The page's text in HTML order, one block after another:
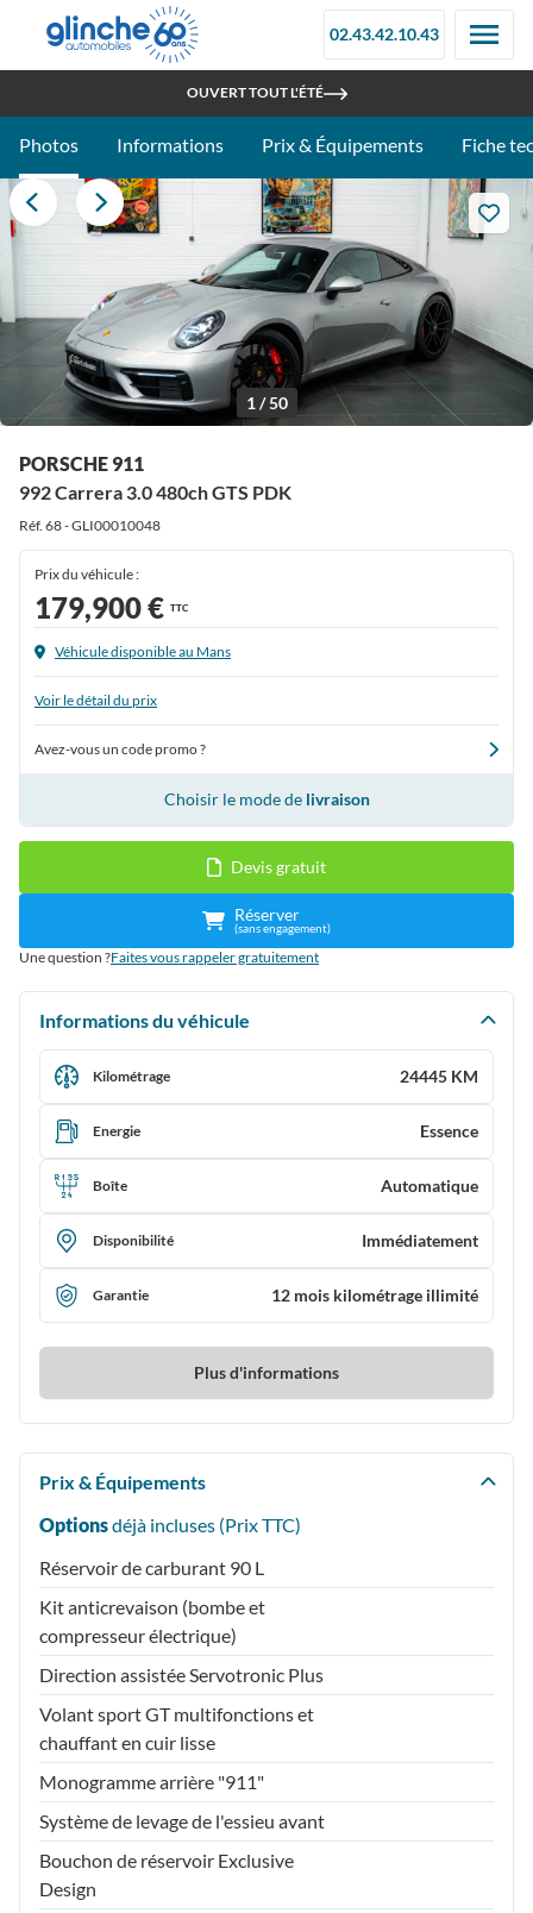
02.43.42.10.43
RETROUVEZ-NOUS À LA FOIRE DU MANS - STAND 097C
OUVERT TOUT L'ÉTÉ
Photos Informations Prix & Équipements Fiche
1 / 50
PORSCHE 911
992 Carrera 3.0 480ch GTS PDK
Réf. 68 - GLI00010048
Prix du véhicule :
179,900 € TTC
Véhicule disponible au Mans
Voir le détail du prix
Avez-vous un code promo ?
Choisir le mode de livraison
Devis gratuit
Réserver
(sans engagement)
Une question ?Faites vous rappeler gratuitement
Informations du véhicule
Kilométrage 24445 KM
Energie Essence
Boîte Automatique
Disponibilité Immédiatement
Garantie 12 mois kilométrage illimité
Plus d'informations
Prix & Équipements
Optionsdéjà incluses (PrixTTC)
Réservoir de carburant 90 L
Kit anticrevaison (bombe et
compresseur électrique)
Direction assistée Servotronic Plus
Volant sport GT multifonctions et
chauffant en cuir lisse
Monogramme arrière "911"
Système de levage de l'essieu avant
Bouchon de réservoir Exclusive
Design